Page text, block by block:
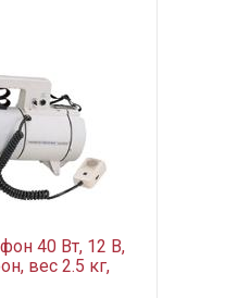
40 Вт, 12 В,
вес 2.5 кг,